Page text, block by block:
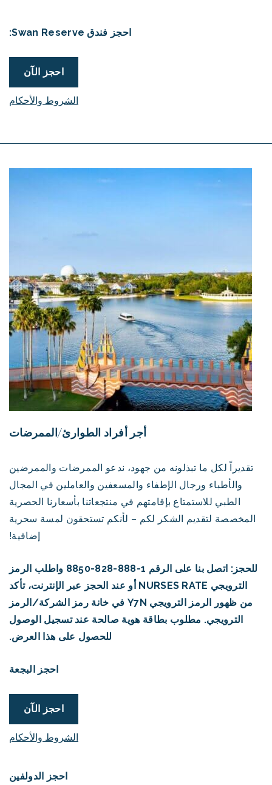
احجز فندق Swan Reserve:
احجز الآن
الشروط والأحكام
أجر أفراد الطوارئ/الممرضات
تقديراً لكل ما تبذلونه من جهود، ندعو الممرضات والممرضين
والأطباء ورجال الإطفاء والمسعفين والعاملين في المجال
الطبي للاستمتاع بإقامتهم في منتجعاتنا بأسعارنا الحصرية
المخصصة لتقديم الشكر لكم – لأنكم تستحقون لمسة سحرية
إضافية!
للحجز: اتصل بنا على الرقم 1-888-828-8850 واطلب الرمز
الترويجي NURSES RATE أو عند الحجز عبر الإنترنت، تأكد
من ظهور الرمز الترويجي Y7N في خانة رمز الشركة/الرمز
الترويجي. مطلوب بطاقة هوية صالحة عند تسجيل الوصول
للحصول على هذا العرض.
احجز البجعة
احجز الآن
الشروط والأحكام
احجز الدولفين